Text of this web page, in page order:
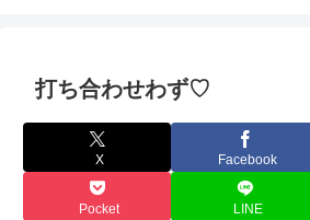
打ち合わせわず♡
X Facebook
Pocket LINE